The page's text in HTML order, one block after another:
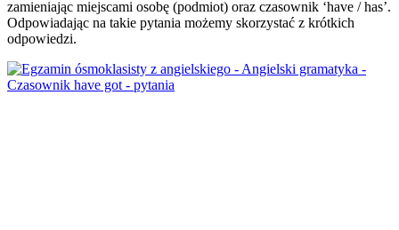
zamieniając miejscami osobę (podmiot) oraz czasownik ‘have / has’.
Odpowiadając na takie pytania możemy skorzystać z krótkich
odpowiedzi.